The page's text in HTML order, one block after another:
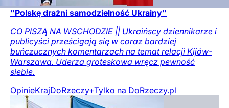
"Polskę drażni samodzielność Ukrainy"
CO PISZĄ NA WSCHODZIE || Ukraińscy dziennikarze i
publicyści prześcigają się w coraz bardziej
buńczucznych komentarzach na temat relacji Kijów-
Warszawa. Uderza groteskowa wręcz pewność
siebie.
OpinieKrajDoRzeczy+Tylko na DoRzeczy.pl